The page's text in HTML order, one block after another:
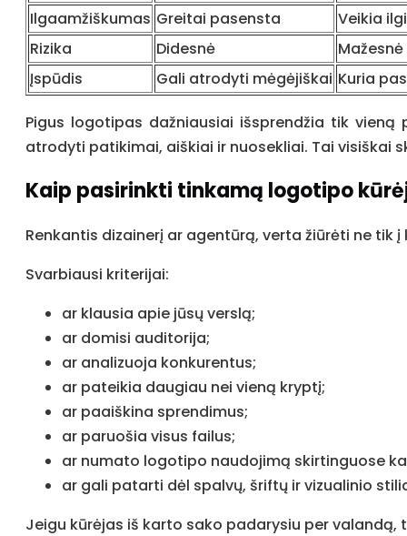
Ilgaamžiškumas Greitai pasensta
Veikia
Rizika
Didesnė
Mažesnė
Įspūdis
Gali atrodyti mėgėjiškai Kuria
Pigus logotipas dažniausiai išsprendžia tik
atrodyti patikimai, aiškiai ir nuosekliai. Tai visiškai
Kaip pasirinkti tinkamą logotipo
Renkantis dizainerį ar agentūrą, verta žiūrėti ne tik į
Svarbiausi kriterijai:
ar klausia apie jūsų verslą;
ar domisi auditorija;
ar analizuoja konkurentus;
ar pateikia daugiau nei vieną kryptį;
ar paaiškina sprendimus;
ar paruošia visus failus;
ar numato logotipo naudojimą skirtinguose
ar gali patarti dėl spalvų, šriftų ir vizualinio
Jeigu kūrėjas iš karto sako padarysiu per